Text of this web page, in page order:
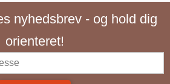
nyhedsbrev - og hold dig
orienteret!